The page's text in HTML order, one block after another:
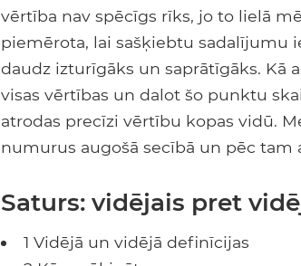
vērtība nav spēcīgs rīks, jo to lielā
piemērota, lai sašķiebtu sadalījumu
daudz izturīgāks un saprātīgāks. Kā
visas vērtības un dalot šo punktu
atrodas precīzi vērtību kopas vidū.
numurus augošā secībā un pēc
Saturs: vidējais pret
1 Vidējā un vidējā definīcijas